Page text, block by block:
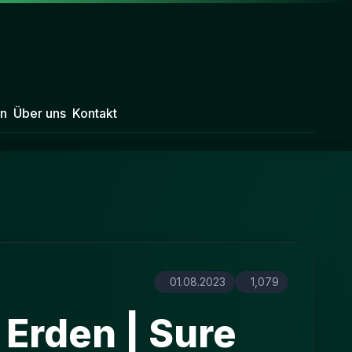
Über uns Kontakt
01.08.2023 1,079
| Sure